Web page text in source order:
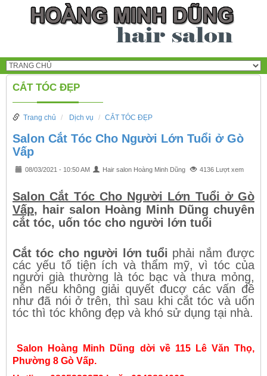
CẮT TÓC ĐẸP
Trang chủ Dịch vụ CẮT TÓC ĐẸP
Salon Cắt Tóc Cho Người Lớn Tuổi ở Gò
Vấp
08/03/2021 - 10:50 AM Hair salon Hoàng Minh Dũng 4136 Lượt xem
Salon Cắt Tóc Cho Người Lớn Tuổi ở Gò
Vấp, hair salon Hoàng Minh Dũng chuyên
cắt tóc, uốn tóc cho người lớn tuổi
Cắt tóc cho người lớn tuổi phải nắm được
các yếu tố tiện ích và thẩm mỹ, vì tóc của
người già thường là tóc bạc và thưa mỏng,
nên nếu không giải quyết đucợ các vấn đề
như đã nói ở trên, thì sau khi cắt tóc và uốn
tóc thì tóc không đẹp và khó sử dụng tại nhà.
Salon Hoàng Minh Dũng dời về 115 Lê Văn Thọ,
Phường 8 Gò Vấp.